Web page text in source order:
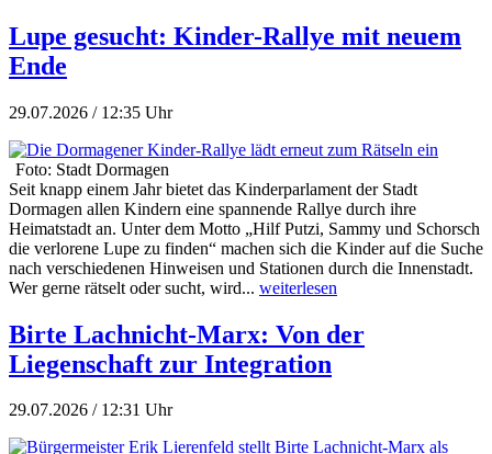
Lupe gesucht: Kinder-Rallye mit neuem
Ende
29.07.2026 / 12:35 Uhr
Foto: Stadt Dormagen
Seit knapp einem Jahr bietet das Kinderparlament der Stadt
Dormagen allen Kindern eine spannende Rallye durch ihre
Heimatstadt an. Unter dem Motto „Hilf Putzi, Sammy und Schorsch
die verlorene Lupe zu finden“ machen sich die Kinder auf die Suche
nach verschiedenen Hinweisen und Stationen durch die Innenstadt.
Wer gerne rätselt oder sucht, wird... weiterlesen
Birte Lachnicht-Marx: Von der
Liegenschaft zur Integration
29.07.2026 / 12:31 Uhr